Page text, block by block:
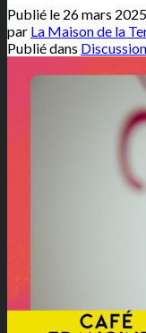
Publié le 26 mars 2025
par La Maison de la
Publié dans Discussion